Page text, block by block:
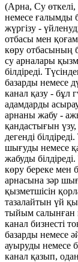
(Арна, Су
немесе ғалымды
жүргізу -
отбасы мен
көру отбасының
су арналары
білдіреді.
базарды немесе
канал қазу - бұл
адамдарды
арнаны жабу -
қандастығын
дегенді
шығуды немесе
жабуды
көру береке мен
арнасына зәр
қызметшісін
тазалайтын үй
тыйым салынған
канал бизнесті
базарды немесе
ауыруды немесе
канал қазып,